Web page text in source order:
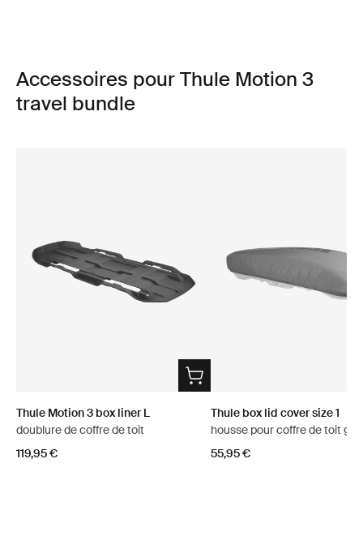
Accessoires pour Thule Motion 3
travel bundle
Thule Motion 3 box liner L
doublure de coffre de toit
119,95 €
Thule box lid cover size 1
housse pour coffre de toit
55,95 €